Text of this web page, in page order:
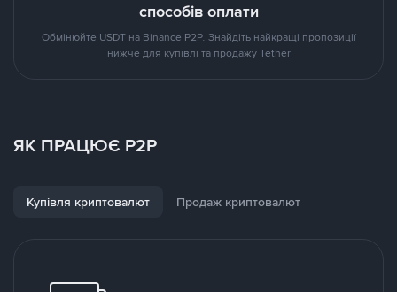
способів оплати
Обмінюйте USDT на Binance P2P. Знайдіть найкращі пропозиції
нижче для купівлі та продажу Tether
ЯК ПРАЦЮЄ P2P
Купівля криптовалют Продаж криптовалют